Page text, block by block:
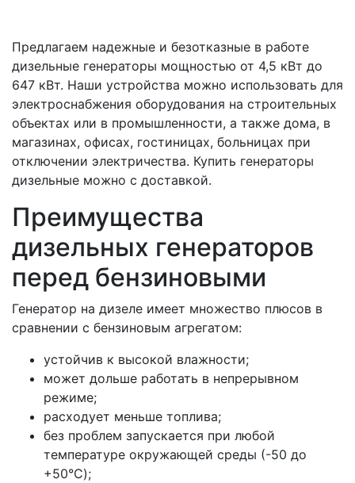
Предлагаем надежные и безотказные в работе
дизельные генераторы мощностью от 4,5 кВт до
647 кВт. Наши устройства можно использовать для
электроснабжения оборудования на строительных
объектах или в промышленности, а также дома, в
магазинах, офисах, гостиницах, больницах при
отключении электричества. Купить генераторы
дизельные можно с доставкой.
Преимущества
дизельных генераторов
перед бензиновыми
Генератор на дизеле имеет множество плюсов в
сравнении с бензиновым агрегатом:
устойчив к высокой влажности;
может дольше работать в непрерывном
режиме;
расходует меньше топлива;
без проблем запускается при любой
температуре окружающей среды (-50 до
+50°C);